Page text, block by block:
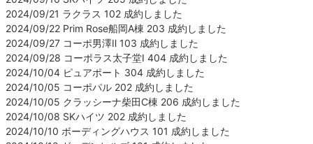
2024/09/21 ラクラス 102 成約しました
2024/09/22 Prim Rose船岡A棟 203 成約しました
2024/09/27 コーポ男澤Ⅱ 103 成約しました
2024/09/28 コーポラス太子堂Ⅰ 404 成約しました
2024/10/04 ピュアポート 304 成約しました
2024/10/05 コーポパル 202 成約しました
2024/10/05 クラッシーナ柴田C棟 206 成約しました
2024/10/08 SKハイツ 202 成約しました
2024/10/10 ボーディングハウス 101 成約しました